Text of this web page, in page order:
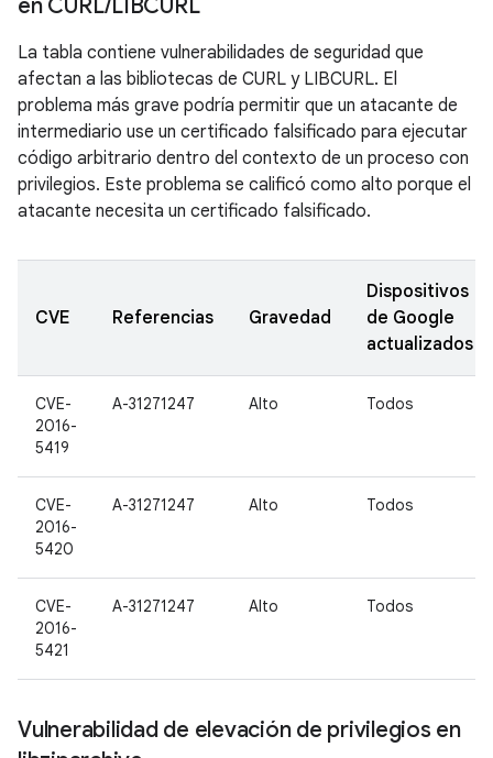
en CURL/LIBCURL
La tabla contiene vulnerabilidades de seguridad que
afectan a las bibliotecas de CURL y LIBCURL. El
problema más grave podría permitir que un atacante de
intermediario use un certificado falsificado para ejecutar
código arbitrario dentro del contexto de un proceso con
privilegios. Este problema se calificó como alto porque el
atacante necesita un certificado falsificado.
CVE Referencias Gravedad
Dispositivos
de Google
actualizados
CVE-
2016-
5419
A-31271247 Alto Todos
CVE-
2016-
5420
A-31271247 Alto Todos
CVE-
2016-
5421
A-31271247 Alto Todos
Vulnerabilidad de elevación de privilegios en